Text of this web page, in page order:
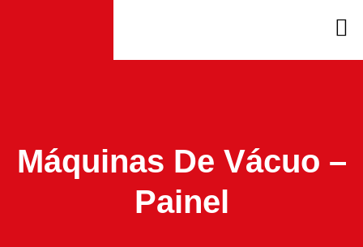
Máquinas De Vácuo –
Painel